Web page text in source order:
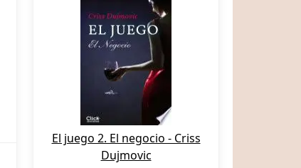
El juego 2. El negocio - Criss
Dujmovic